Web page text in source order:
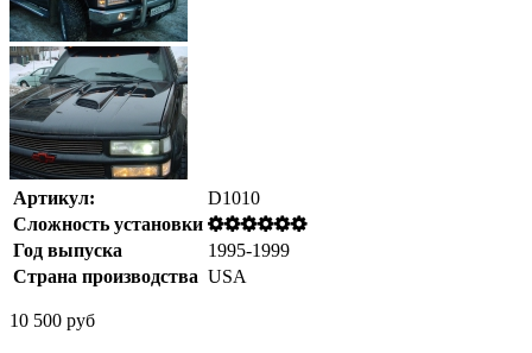
Артикул:
D1010
Сложность установки
Год выпуска
1995-1999
Страна производства USA
10 500 руб